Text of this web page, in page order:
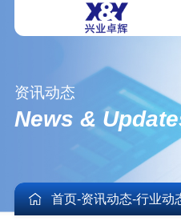
资讯动态
News &
首页-资讯动态-行业动